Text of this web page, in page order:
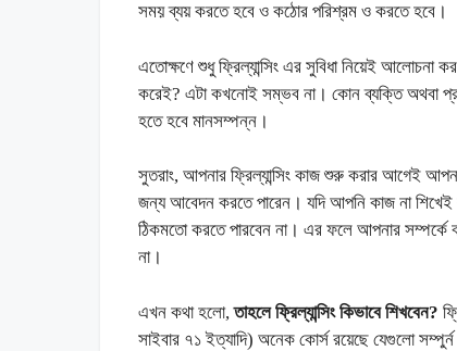
সময় ব্যয় করতে হবে ও কঠোর পরিশ্রম ও করতে হবে।
এতোক্ষণে শুধু ফ্রিল্যান্সিং এর সুবিধা নিয়েই
করেই? এটা কখনোই সম্ভব না। কোন ব্যক্তি অথবা
হতে হবে মানসম্পন্ন।
সুতরাং, আপনার ফ্রিল্যান্সিং কাজ শুরু করার আগেই
জন্য আবেদন করতে পারেন। যদি আপনি কাজ না শিখেই
ঠিকমতো করতে পারবেন না। এর ফলে আপনার সম্পর্কে
না।
এখন কথা হলো,তাহলে ফ্রিল্যান্সিং কিভাবে শিখবেন?
সাইবার ৭১ ইত্যাদি) অনেক কোর্স রয়েছে যেগুলো